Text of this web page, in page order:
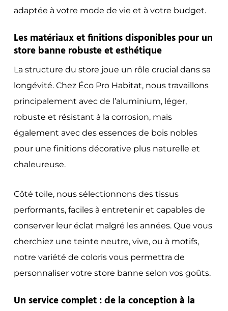
adaptée à votre mode de vie et à votre budget.
Les matériaux et finitions disponibles pour un
store banne robuste et esthétique
La structure du store joue un rôle crucial dans sa
longévité. Chez Éco Pro Habitat, nous travaillons
principalement avec de l’aluminium, léger,
robuste et résistant à la corrosion, mais
également avec des essences de bois nobles
pour une finitions décorative plus naturelle et
chaleureuse.
Côté toile, nous sélectionnons des tissus
performants, faciles à entretenir et capables de
conserver leur éclat malgré les années. Que vous
cherchiez une teinte neutre, vive, ou à motifs,
notre variété de coloris vous permettra de
personnaliser votre store banne selon vos goûts.
Un service complet : de la conception à la